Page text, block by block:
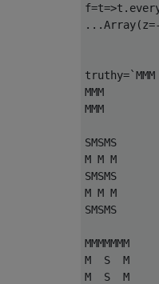
f=t=>t .
...Array(z=-
truthy=`MMM
MMM
MMM
SMSMS
M M M
SMSMS
M M M
SMSMS
MMMMMMM
M  S  M
M  S  M